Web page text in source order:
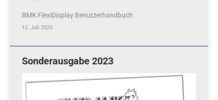
BMK FlexiDisplay Benutzerhandbuch
12. Juli 2025
Sonderausgabe 2023